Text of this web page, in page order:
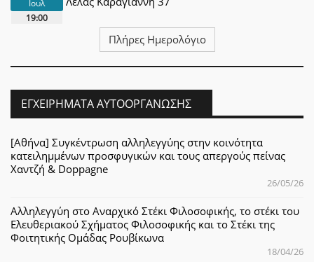
Ιουλ
19:00
Πλήρες Ημερολόγιο
ΕΓΧΕΙΡΉΜΑΤΑ ΑΥΤΟΟΡΓΆΝΩΣΗΣ
[Αθήνα] Συγκέντρωση αλληλεγγύης στην κοινότητα
κατειλημμένων προσφυγικών και τους απεργούς πείνας
Χαντζή & Doppagne
26/05/26
Αλληλεγγύη στο Αναρχικό Στέκι Φιλοσοφικής, το στέκι του
Ελευθεριακού Σχήματος Φιλοσοφικής και το Στέκι της
Φοιτητικής Ομάδας Ρουβίκωνα
18/04/26